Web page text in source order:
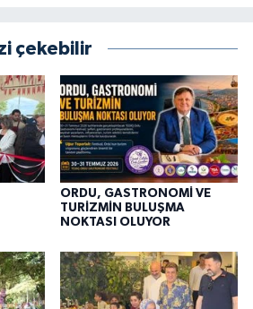
çekebilir
ORDU, GASTRONOMİ VE
TURİZMİN BULUŞMA
NOKTASI OLUYOR